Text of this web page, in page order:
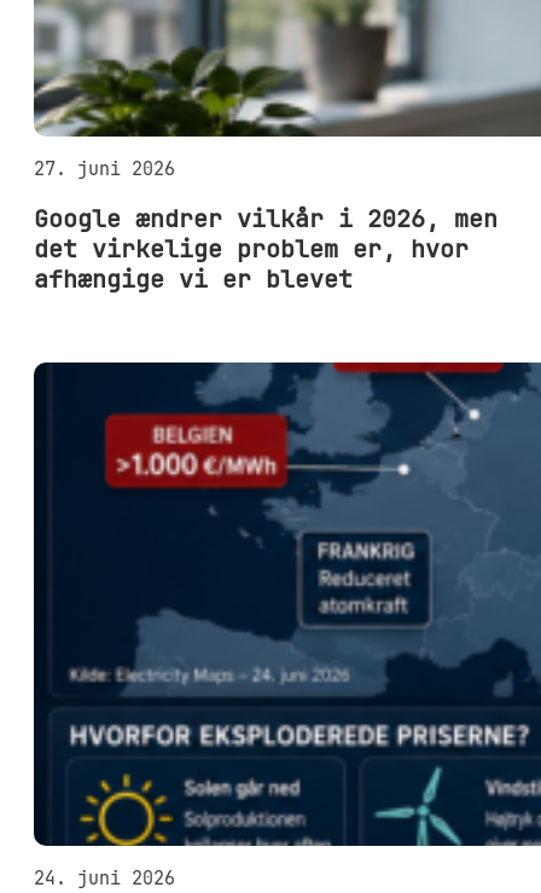
27. juni 2026
Google ændrer vilkår i 2026, men
det virkelige problem er, hvor
afhængige vi er blevet
24. juni 2026